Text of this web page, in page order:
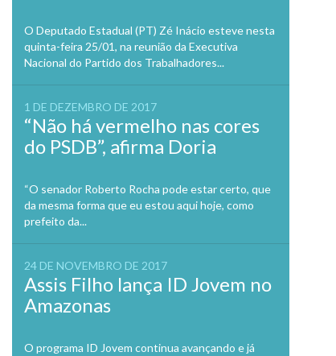
O Deputado Estadual (PT) Zé Inácio esteve nesta
quinta-feira 25/01, na reunião da Executiva
Nacional do Partido dos Trabalhadores...
1 DE DEZEMBRO DE 2017
“Não há vermelho nas cores
do PSDB”, afirma Doria
“O senador Roberto Rocha pode estar certo, que
da mesma forma que eu estou aqui hoje, como
prefeito da...
24 DE NOVEMBRO DE 2017
Assis Filho lança ID Jovem no
Amazonas
O programa ID Jovem continua avançando e já